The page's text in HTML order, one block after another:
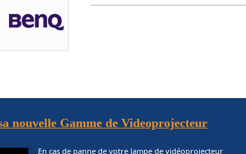
nouvelle Gamme de Videoprojecteur
En cas de panne de votre lampe de vidéoprojecteur